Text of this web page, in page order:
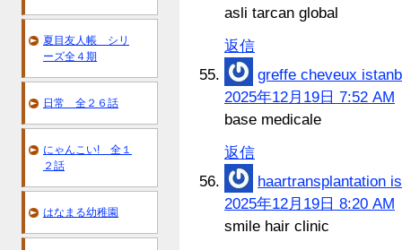
asli tarcan global
返信
greffe cheveux
2025年12月19日 7:52 AM
base medicale
返信
haartransplantation
2025年12月19日 8:20 AM
smile hair clinic
夏目友人帳 シリ
ーズ全４期
日常 全２６話
にゃんこい! 全１
２話
はなまる幼稚園